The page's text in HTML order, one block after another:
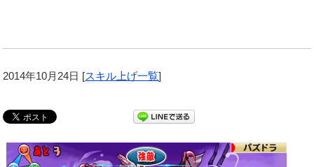
2014年10月24日 [スキル上げ一覧]